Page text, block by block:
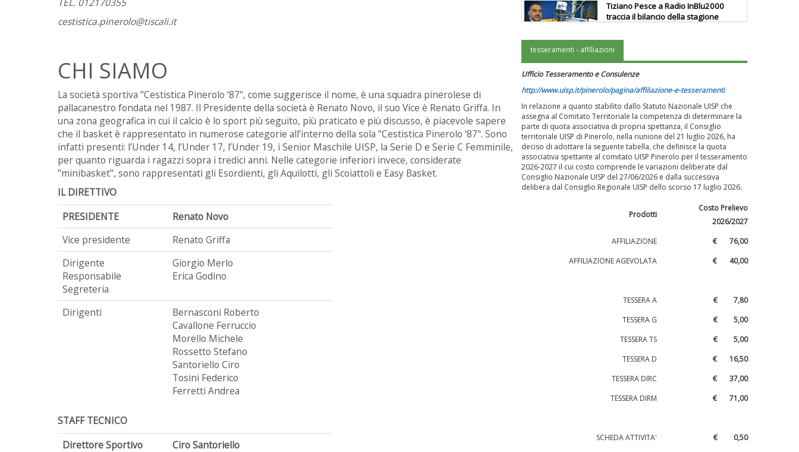
cestistica.pinerolo@tiscali.it
CHI SIAMO
La società sportiva "Cestistica Pinerolo ‘87", come suggerisce il nome, è una squadra pinerolese di
pallacanestro fondata nel 1987. Il Presidente della società è Renato Novo, il suo Vice è Renato Griffa. In
una zona geografica in cui il calcio è lo sport più seguito, più praticato e più discusso, è piacevole sapere
che il basket è rappresentato in numerose categorie all’interno della sola "Cestistica Pinerolo ‘87". Sono
infatti presenti: l’Under 14, l’Under 17, l’Under 19, i Senior Maschile UISP, la Serie D e Serie C Femminile,
per quanto riguarda i ragazzi sopra i tredici anni. Nelle categorie inferiori invece, considerate
"minibasket", sono rappresentati gli Esordienti, gli Aquilotti, gli Scoiattoli e Easy Basket.
IL DIRETTIVO
PRESIDENTE
Renato Novo
Vice presidente
Renato Griffa
Dirigente
Responsabile
Segreteria
Giorgio Merlo
Erica Godino
Dirigenti
Bernasconi Roberto
Cavallone Ferruccio
Morello Michele
Rossetto Stefano
Santoriello Ciro
Tosini Federico
Ferretti Andrea
STAFF TECNICO
Direttore Sportivo
Ciro Santoriello
Tiziano Pesce a Radio InBlu2000
traccia il bilancio della stagione
La formazione Uisp rallenta ma
prosegue anche in estate
Tiziano Pesce nel Cda di
Fondazione Terzjus: prima riunione
a Roma
tesseramenti - affiliazioni
Ufficio Tesseramento e Consulenze
http://www.uisp.it/pinerolo/pagina/affiliazione-e-tesseramenti
In relazione a quanto stabilito dallo Statuto Nazionale UISP che
assegna al Comitato Territoriale la competenza di determinare la
parte di quota associativa di propria spettanza, il Consiglio
territoriale UISP di Pinerolo, nella riunione del 21 luglio 2026, ha
deciso di adottare la seguente tabella, che definisce la quota
associativa spettante al comitato UISP Pinerolo per il tesseramento
2026-2027 il cui costo comprende le variazioni deliberate dal
Consiglio Nazionale UISP del 27/06/2026 e dalla successiva
delibera dal Consiglio Regionale UISP dello scorso 17 luglio 2026.
Prodotti
Costo Prelievo
2026/2027
AFFILIAZIONE
€ 76,00
AFFILIAZIONE AGEVOLATA
€ 40,00
TESSERA A
€ 7,80
TESSERA G
€ 5,00
TESSERA TS
€ 5,00
TESSERA D
€ 16,50
TESSERA DIRC
€ 37,00
TESSERA DIRM
€ 71,00
SCHEDA ATTIVITA' € 0,50